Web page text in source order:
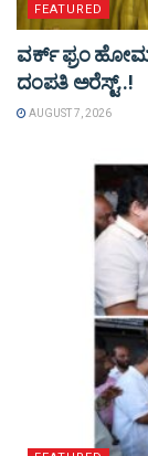
FEATURED
ವರ್ಕ್ ಫ್ರಂ
ದಂಪತಿ ಅರೆಸ್ಟ್..!
AUGUST 7, 2026